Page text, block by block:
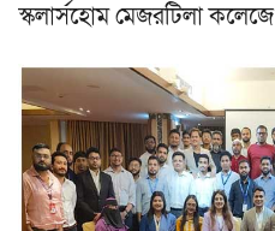
স্কলার্সহোম মেজরটিলা